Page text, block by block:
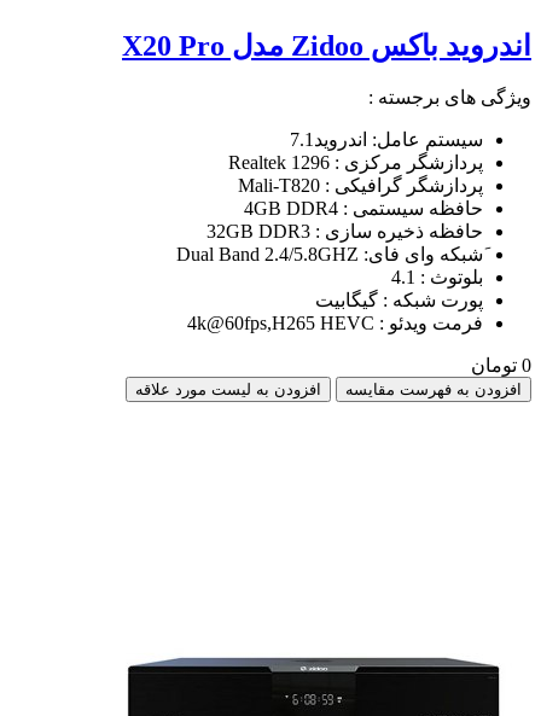
اندروید باکس Zidoo مدل X20 Pro
ویژگی های برجسته :
سیستم عامل: اندروید7.1
پردازشگر مرکزی : Realtek 1296
پردازشگر گرافیکی : Mali-T820
حافظه سیستمی : 4GB DDR4
حافظه ذخیره سازی : 32GB DDR3
َشبکه وای فای: Dual Band 2.4/5.8GHZ
بلوتوث : 4.1
پورت شبکه : گیگابیت
فرمت ویدئو : 4k@60fps,H265 HEVC
0 تومان
افزودن به فهرست مقایسه افزودن به لیست مورد علاقه